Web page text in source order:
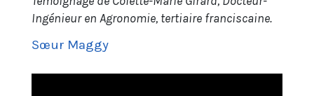
Ingénieur en Agronomie, tertiaire franciscaine.
Sœur Maggy